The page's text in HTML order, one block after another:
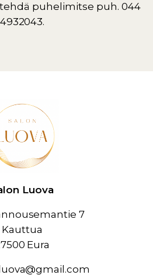
puhelimitse puh. 044
4932043.
Luova
7
Kauttua
Eura